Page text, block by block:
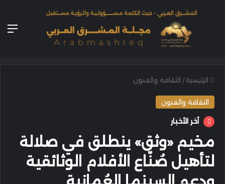
الرئيسية / الثقافة والفنون
الثقافة والفنون
أخر الأخبار
مخيم «وثق» ينطلق في صلالة
لتأهيل صُنّاع الأفلام الوثائقية